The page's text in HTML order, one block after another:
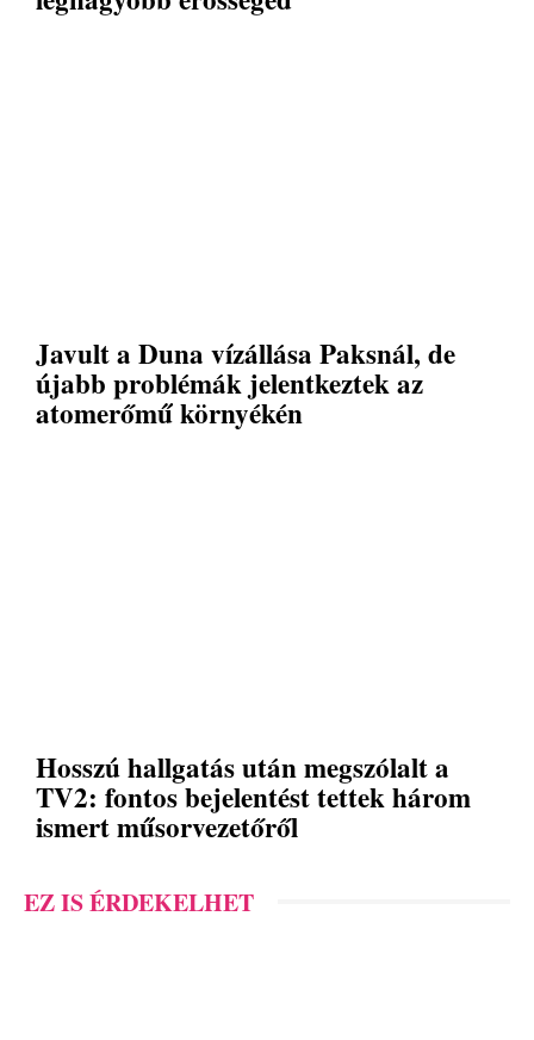
Javult a Duna vízállása Paksnál, de
újabb problémák jelentkeztek az
atomerőmű környékén
Hosszú hallgatás után megszólalt a
TV2: fontos bejelentést tettek három
ismert műsorvezetőről
EZ IS ÉRDEKELHET